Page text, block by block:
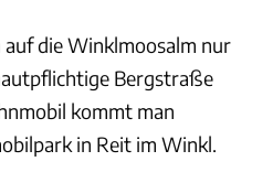
die Winklmoosalm nur
Bergstraße
kommt man
in Reit im Winkl.